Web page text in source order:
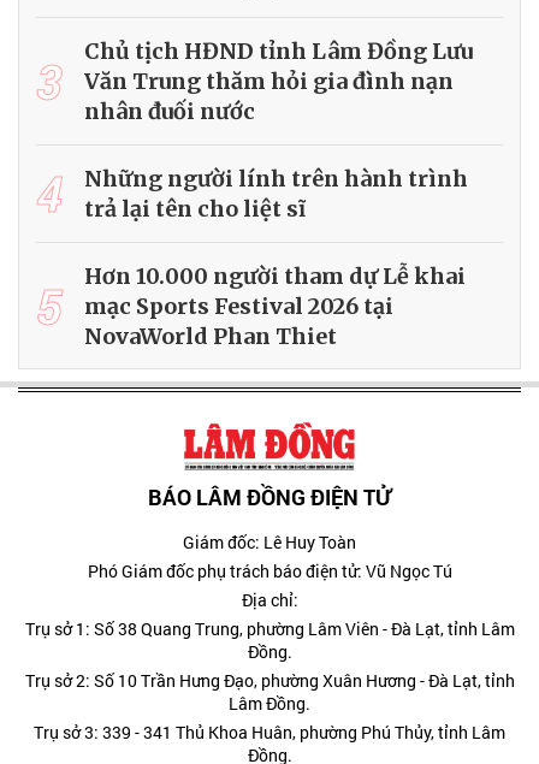
3
Chủ tịch HĐND tỉnh Lâm Đồng Lưu
Văn Trung thăm hỏi gia đình nạn
nhân đuối nước
4
Những người lính trên hành trình
trả lại tên cho liệt sĩ
5
Hơn 10.000 người tham dự Lễ khai
mạc Sports Festival 2026 tại
NovaWorld Phan Thiet
BÁO LÂM ĐỒNG ĐIỆN TỬ
Giám đốc: Lê Huy Toàn
Phó Giám đốc phụ trách báo điện tử: Vũ Ngọc Tú
Địa chỉ:
Trụ sở 1: Số 38 Quang Trung, phường Lâm Viên - Đà Lạt, tỉnh Lâm
Đồng.
Trụ sở 2: Số 10 Trần Hưng Đạo, phường Xuân Hương - Đà Lạt, tỉnh
Lâm Đồng.
Trụ sở 3: 339 - 341 Thủ Khoa Huân, phường Phú Thủy, tỉnh Lâm
Đồng.